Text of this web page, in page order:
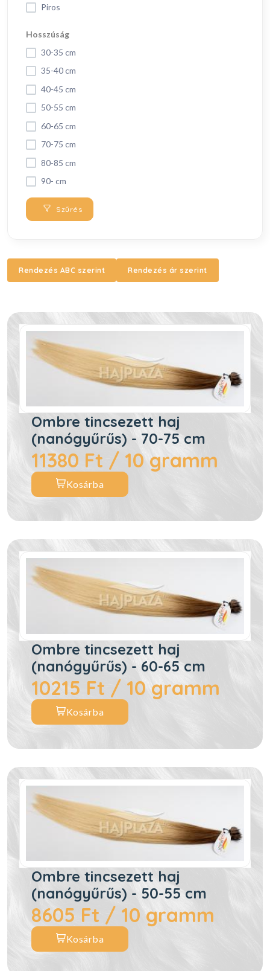
Piros
Hosszúság
30-35 cm
35-40 cm
40-45 cm
50-55 cm
60-65 cm
70-75 cm
80-85 cm
90- cm
Szűrés
Rendezés ABC szerint Rendezés ár szerint
Ombre tincsezett haj
(nanógyűrűs) - 70-75 cm
11380 Ft / 10 gramm
Kosárba
Ombre tincsezett haj
(nanógyűrűs) - 60-65 cm
10215 Ft / 10 gramm
Kosárba
Ombre tincsezett haj
(nanógyűrűs) - 50-55 cm
8605 Ft / 10 gramm
Kosárba